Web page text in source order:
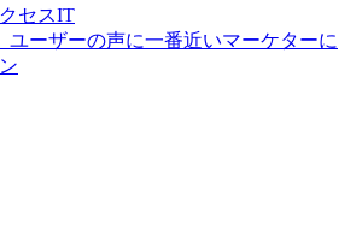
セスIT
ユーザーの声に一番近いマーケターに